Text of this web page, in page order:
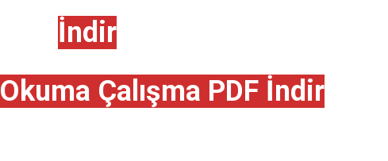
İndir
Çalışma PDF İndir